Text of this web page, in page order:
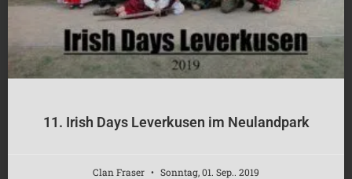
11. Irish Days Leverkusen im Neulandpark
Clan Fraser Sonntag, 01. Sep.. 2019